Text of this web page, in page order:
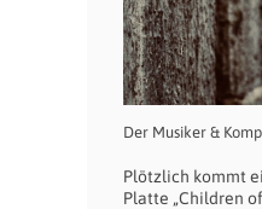
Der Musiker &
Plötzlich kommt
Platte „Children